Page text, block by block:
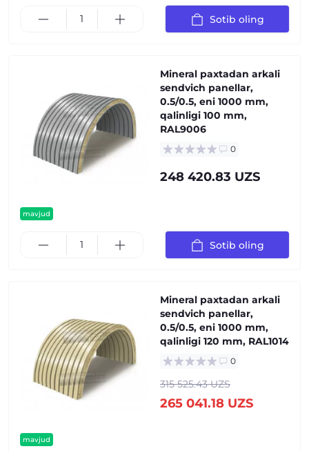
Sotib oling
mavjud
Mineral paxtadan arkali
sendvich panellar,
0.5/0.5, eni 1000 mm,
qalinligi 100 mm,
RAL9006
0
248 420.83 UZS
Sotib oling
mavjud
Mineral paxtadan arkali
sendvich panellar,
0.5/0.5, eni 1000 mm,
qalinligi 120 mm, RAL1014
0
315 525.43 UZS
265 041.18 UZS